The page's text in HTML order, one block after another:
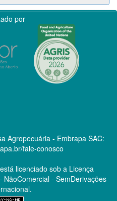
por
Agropecuária - Embrapa SAC:
fale-conosco
licenciado sob a Licença
- SemDerivações